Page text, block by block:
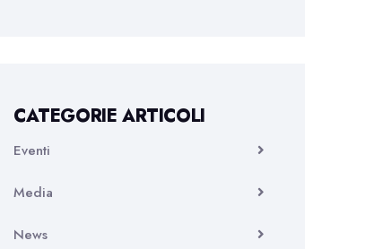
CATEGORIE ARTICOLI
Eventi
Media
News